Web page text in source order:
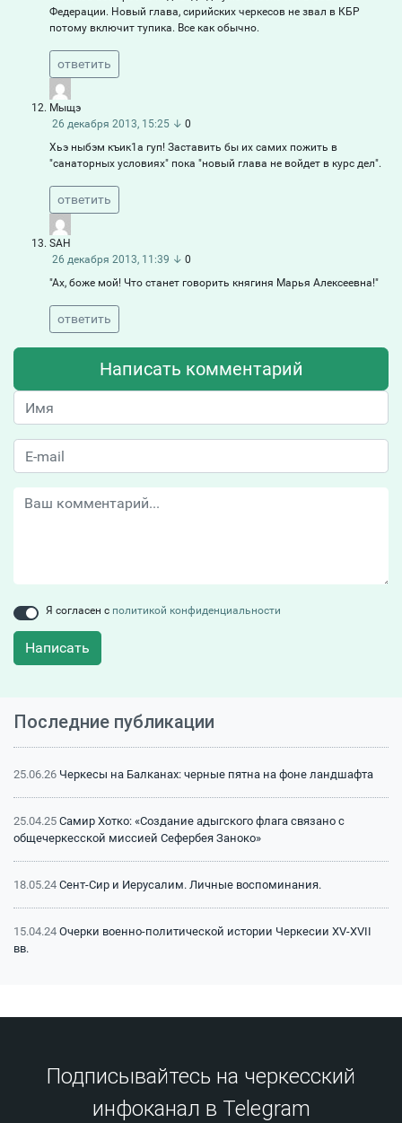
Федерации. Новый глава, сирийских черкесов не звал в КБР
потому включит тупика. Все как обычно.
ответить
Мыщэ
26 декабря 2013, 15:25 ↓ 0
Хьэ ныбэм къик1а гуп! Заставить бы их самих пожить в
"санаторных условиях" пока "новый глава не войдет в курс дел".
ответить
SAH
26 декабря 2013, 11:39 ↓ 0
"Ах, боже мой! Что станет говорить княгиня Марья Алексеевна!"
ответить
Написать комментарий
Я согласен с политикой конфиденциальности
Написать
Последние публикации
25.06.26 Черкесы на Балканах: черные пятна на фоне ландшафта
25.04.25 Самир Хотко: «Создание адыгского флага связано с
общечеркесской миссией Сефербея Заноко»
18.05.24 Сент-Сир и Иерусалим. Личные воспоминания.
15.04.24 Очерки военно-политической истории Черкесии XV-XVII
вв.
Сражение на реке Афипс (1570 г.): исторический контекст
Подписывайтесь на черкесский
инфоканал в Telegram